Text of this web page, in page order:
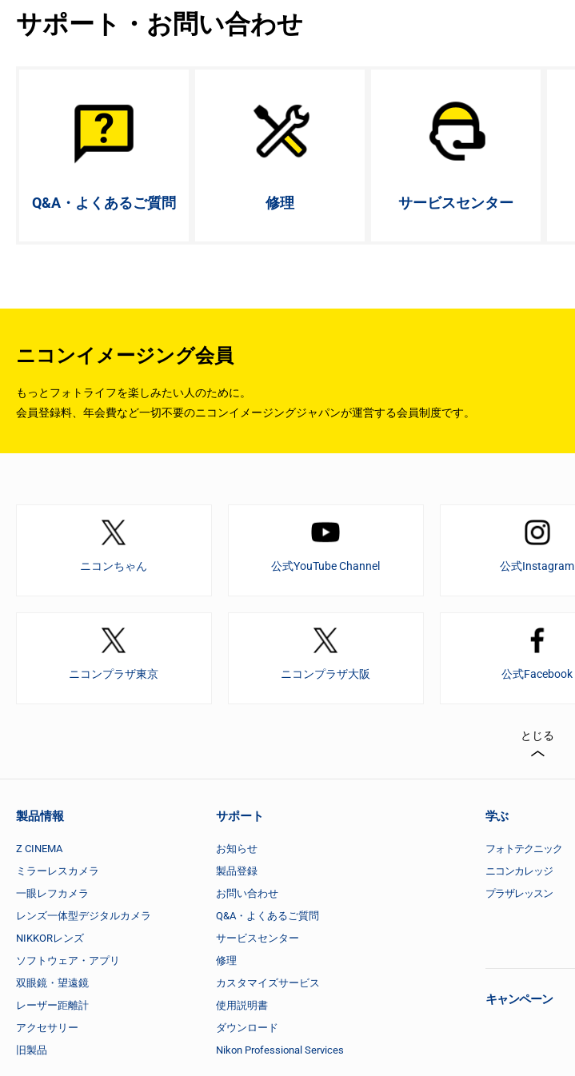
サポート・お問い合わせ
Q&A・よく あるご質問 修理 サービスセンター
ニコンイメージング会員
もっとフォトライフを楽しみたい人のために。
会員登録料、年会費など一切不要のニコンイメージングジャパンが運営する会員制度です。
ニコンちゃん 公式YouTube Channel 公式Instagram
ニコンプラザ東京 ニコンプラザ大阪 公式Facebook
とじる
製品情報
Z CINEMA
ミラーレスカメラ
一眼レフカメラ
レンズ一体型デジタルカメラ
NIKKORレンズ
ソフトウェア・アプリ
双眼鏡・望遠鏡
レーザー距離計
アクセサリー
旧製品
サポート
お知らせ
製品登録
お問い合わせ
Q&A・よくあるご質問
サービスセンター
修理
カスタマイズサービス
使用説明書
ダウンロード
Nikon Professional Services
学ぶ
フォトテクニック
ニコンカレッジ
プラザレッスン
キャンペーン